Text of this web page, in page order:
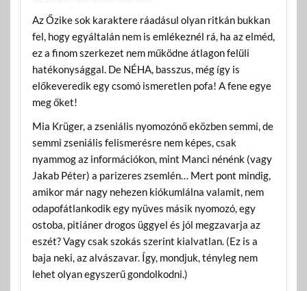
Az Őzike sok karaktere ráadásul olyan ritkán bukkan
fel, hogy egyáltalán nem is emlékeznél rá, ha az elméd,
ez a finom szerkezet nem működne átlagon felüli
hatékonysággal. De NÉHA, basszus, még így is
előkeveredik egy csomó ismeretlen pofa! A fene egye
meg őket!
Mia Krüger, a zseniális nyomozónő eközben semmi, de
semmi zseniális felismerésre nem képes, csak
nyammog az információkon, mint Manci nénénk (vagy
Jakab Péter) a parizeres zsemlén… Mert pont mindig,
amikor már nagy nehezen kiókumlálna valamit, nem
odapofátlankodik egy nyüves másik nyomozó, egy
ostoba, pitiáner drogos üggyel és jól megzavarja az
eszét? Vagy csak szokás szerint kialvatlan. (Ez is a
baja neki, az alvászavar. Így, mondjuk, tényleg nem
lehet olyan egyszerű gondolkodni.)